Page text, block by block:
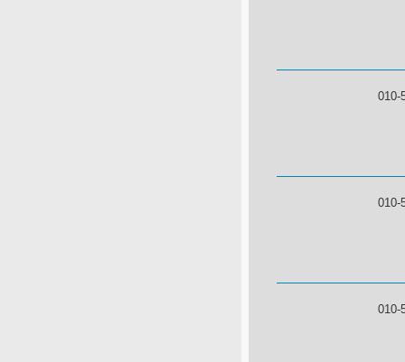
010-
010-
010-